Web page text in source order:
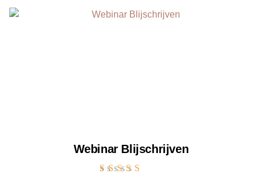
Webinar Blijschrijven